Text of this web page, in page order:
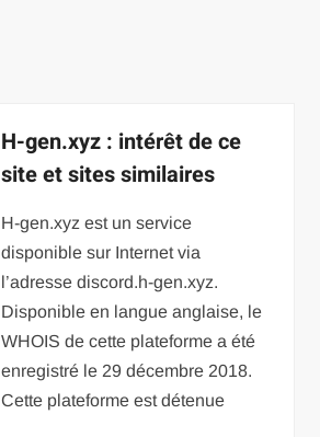
H-gen.xyz : intérêt de ce
site et sites similaires
H-gen.xyz est un service
disponible sur Internet via
l’adresse discord.h-gen.xyz.
Disponible en langue anglaise, le
WHOIS de cette plateforme a été
enregistré le 29 décembre 2018.
Cette plateforme est détenue